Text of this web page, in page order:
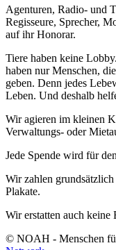
Agenturen, Radio- und
Regisseure, Sprecher,
auf ihr Honorar.
Tiere haben keine
haben nur Menschen,
geben. Denn jedes
Leben. Und deshalb
Wir agieren im kleinen
Verwaltungs- oder
Jede Spende wird für
Wir zahlen
Plakate.
Wir erstatten auch keine
© NOAH - Menschen